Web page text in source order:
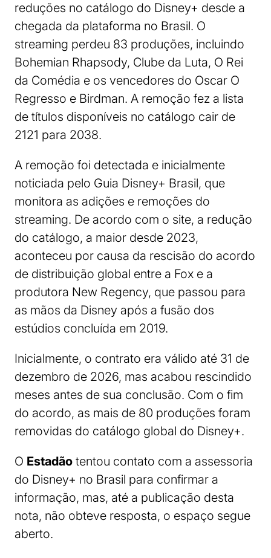
reduções no catálogo do Disney+ desde a
chegada da plataforma no Brasil. O
streaming perdeu 83 produções, incluindo
Bohemian Rhapsody, Clube da Luta, O Rei
da Comédia e os vencedores do Oscar O
Regresso e Birdman. A remoção fez a lista
de títulos disponíveis no catálogo cair de
2121 para 2038.
A remoção foi detectada e inicialmente
noticiada pelo Guia Disney+ Brasil, que
monitora as adições e remoções do
streaming. De acordo com o site, a redução
do catálogo, a maior desde 2023,
aconteceu por causa da rescisão do acordo
de distribuição global entre a Fox e a
produtora New Regency, que passou para
as mãos da Disney após a fusão dos
estúdios concluída em 2019.
Inicialmente, o contrato era válido até 31 de
dezembro de 2026, mas acabou rescindido
meses antes de sua conclusão. Com o fim
do acordo, as mais de 80 produções foram
removidas do catálogo global do Disney+.
O Estadão tentou contato com a assessoria
do Disney+ no Brasil para confirmar a
informação, mas, até a publicação desta
nota, não obteve resposta, o espaço segue
aberto.